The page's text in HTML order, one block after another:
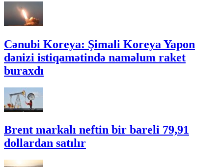
Cənubi Koreya: Şimali Koreya Yapon
dənizi istiqamətində naməlum raket
buraxdı
Brent markalı neftin bir bareli 79,91
dollardan satılır